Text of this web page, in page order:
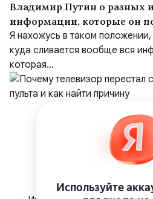
Владимир Путин о разных
информации, которые он
Я нахожусь в таком
куда сливается вообще вся
которая...